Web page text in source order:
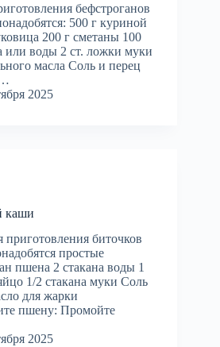
бефстроганов
500 г куриной
200 г сметаны 100
или воды 2 ст. ложки муки
масла Соль и перец
2025
каши
приготовления биточков
простые
пшена 2 стакана воды 1
1/2 стакана муки Соль
для жарки
пшену: Промойте
2025